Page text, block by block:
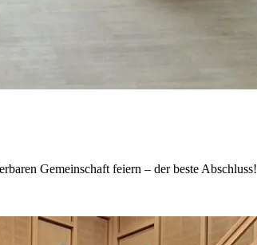
Gemeinschaft feiern – der beste Abschluss!